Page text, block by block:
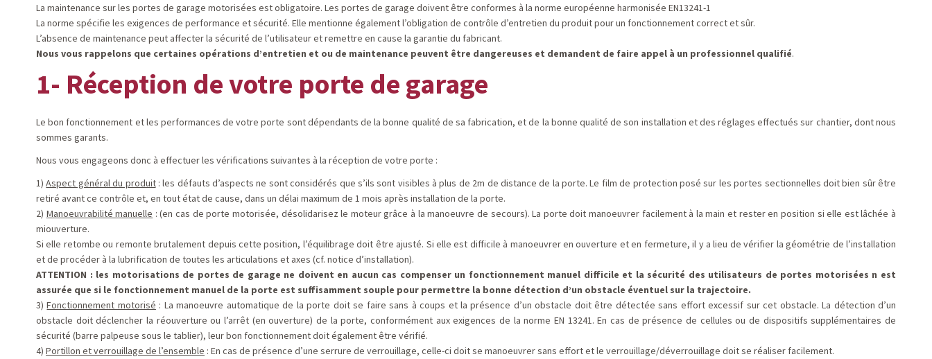
La maintenance sur les portes de garage motorisées est obligatoire. Les portes de garage doivent être conformes à la norme européenne harmonisée EN13241-1
La norme spécifie les exigences de performance et sécurité. Elle mentionne également l’obligation de contrôle d’entretien du produit pour un fonctionnement correct et sûr.
L’absence de maintenance peut affecter la sécurité de l’utilisateur et remettre en cause la garantie du fabricant.
Nous vous rappelons que certaines opérations d’entretien et ou de maintenance peuvent être dangereuses et demandent de faire appel à un professionnel qualifié.
1- Réception de votre porte de garage
Le bon fonctionnement et les performances de votre porte sont dépendants de la bonne qualité de sa fabrication, et de la bonne qualité de son installation et des réglages effectués sur chantier, dont nous
sommes garants.
Nous vous engageons donc à effectuer les vérifications suivantes à la réception de votre porte :
1)Aspect général du produit: les défauts d’aspects ne sont considérés que s’ils sont visibles à plus de 2m de distance de la porte. Le film de protection posé sur les portes sectionnelles doit bien sûr être
retiré avant ce contrôle et, en tout état de cause, dans un délai maximum de 1 mois après installation de la porte.
2) Manoeuvrabilité manuelle : (en cas de porte motorisée, désolidarisez le moteur grâce à la manoeuvre de secours). La porte doit manoeuvrer facilement à la main et rester en position si elle est lâchée à
miouverture.
Si elle retombe ou remonte brutalement depuis cette position, l’équilibrage doit être ajusté. Si elle est difficile à manoeuvrer en ouverture et en fermeture, il y a lieu de vérifier la géométrie de l’installation
et de procéder à la lubrification de toutes les articulations et axes (cf. notice d’installation).
ATTENTION : les motorisations de portes de garage ne doivent en aucun cas compenser un fonctionnement manuel difficile et la sécurité des utilisateurs de portes motorisées n est
assurée que si le fonctionnement manuel de la porte est suffisamment souple pour permettre la bonne détection d’un obstacle éventuel sur la trajectoire.
3)Fonctionnement motorisé : La manoeuvre automatique de la porte doit se faire sans à coups et la présence d’un obstacle doit être détectée sans effort excessif sur cet obstacle. La détection d’un
obstacle doit déclencher la réouverture ou l’arrêt (en ouverture) de la porte, conformément aux exigences de la norme EN 13241. En cas de présence de cellules ou de dispositifs supplémentaires de
sécurité (barre palpeuse sous le tablier), leur bon fonctionnement doit également être vérifié.
4) Portillon et verrouillage de l’ensemble : En cas de présence d’une serrure de verrouillage, celle-ci doit se manoeuvrer sans effort et le verrouillage/déverrouillage doit se réaliser facilement.